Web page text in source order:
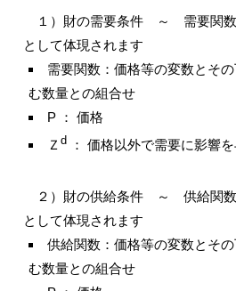
１）財の需要条件 ～ 需要関数
として体現されます
需要関数：価格等の変数とそ
む数量との組合せ
P ： 価格
Ｚd ： 価格以外で需要に影響
２）財の供給条件 ～ 供給関数
として体現されます
供給関数：価格等の変数とそ
む数量との組合せ